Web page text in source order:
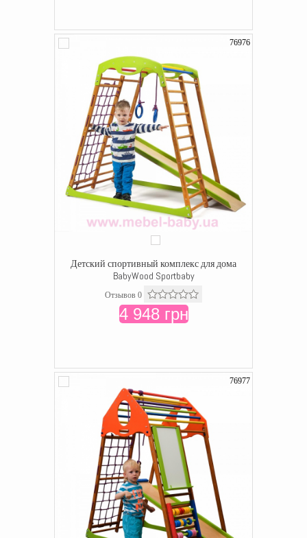
76976
Детский спортивный комплекс для дома
BabyWood Sportbaby
Отзывов 0
4 948 грн
76977